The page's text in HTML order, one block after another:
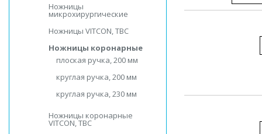
Ножницы
микрохирургические
Ножницы VITCON, ТВС
Ножницы коронарные
плоская ручка, 200 мм
круглая ручка, 200 мм
круглая ручка, 230 мм
Ножницы коронарные
VITCON, ТВС